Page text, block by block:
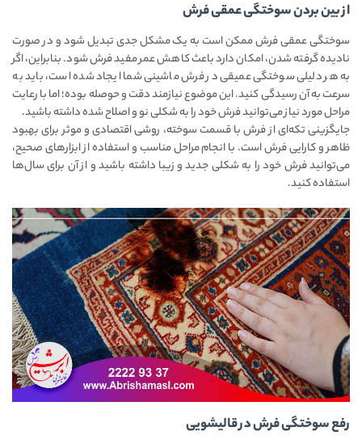
از بین بردن سوختگی عمقی فرش
سوختگی عمقی فرش ممکن است به یک مشکل جدی تبدیل شود و در صورت
نادیده گرفته شدن، امکان دارد باعث کاهش عمر مفید فرش شود. بنابراین، اگر
به هر دلیلی سوختگی عمیقی در فرش ماشینی شما ایجاد شده است، باید به
سرعت به آن رسیدگی کنید. این موضوع نیازمند دقت و حوصله بوده؛ اما با رعایت
مراحل مورد نیاز می‌توانید فرش خود را به شکلی نو و اصلاح شده داشته باشید.
جایگزینی تکه‌ای از فرش با قسمت سوخته، روشی اقتصادی و موثر برای بهبود
ظاهر و کارایی فرش است. با انجام مراحل مناسب و استفاده از ابزارهای صحیح،
می‌توانید فرش خود را به شکلی جدید و زیبا داشته باشید و از آن برای سال‌ها
استفاده کنید.
رفع سوختگی فرش در قالیشویی